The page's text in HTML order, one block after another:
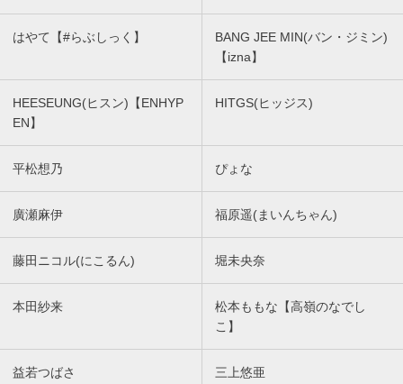
はやて【#らぶしっく】
BANG JEE MIN(バン・ジミン)
【izna】
HEESEUNG(ヒスン)【ENHYP
EN】
HITGS(ヒッジス)
平松想乃 ぴょな
廣瀬麻伊 福原遥(まいんちゃん)
藤田ニコル(にこるん) 堀未央奈
本田紗来
松本ももな【高嶺のなでし
こ】
益若つばさ 三上悠亜